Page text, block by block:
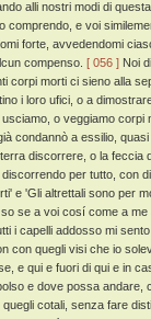
alli nostri modi di
e voi
forte, avvedendomi
compenso. [ 056 ] Noi
morti ci sieno alla
i loro ufici, o a
usciamo, o veggiamo
condannò a essilio,
discorrere, o la feccia
per tutto, con
e 'Gli altrettali sono per
se a voi cosí come a me
i capelli addosso mi
con quegli visi che io
e qui e fuori di qui e in
e dove possa andare,
cotali, senza fare